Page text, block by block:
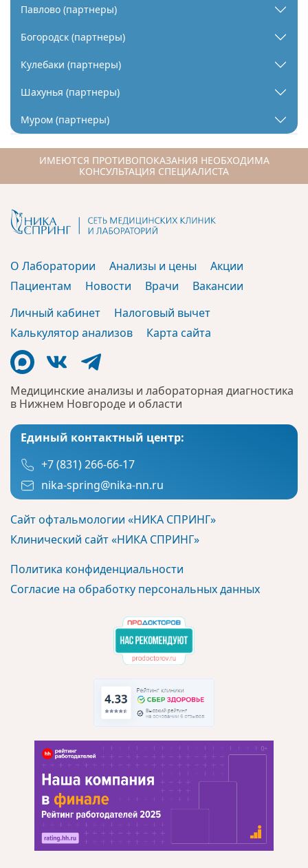
Павлово (партнеры)
Богородск (партнеры)
Кулебаки (партнеры)
Шахунья (партнеры)
Муром (партнеры)
ИМЕЮТСЯ ПРОТИВОПОКАЗАНИЯ НЕОБХОДИМА
КОНСУЛЬТАЦИЯ СПЕЦИАЛИСТА
Медицинские анализы и лабораторная диагностика
в Нижнем Новгороде и области
Единый контактный центр:
+7 (831) 266-66-17
nika-spring@nika-nn.ru
Сайт офтальмологии «НИКА СПРИНГ»
Клинический сайт «НИКА СПРИНГ»
Политика конфиденциальности
Согласие на обработку персональных данных
О Лаборатории Анализы и цены
Акции
Пациентам
Новости Врачи
Вакансии
Личный кабинет
Налоговый вычет
Калькулятор анализов
Карта сайта